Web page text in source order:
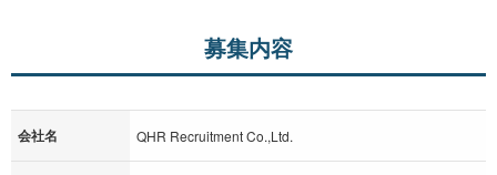
募集内容
会社名 QHR Recruitment Co.,Ltd.